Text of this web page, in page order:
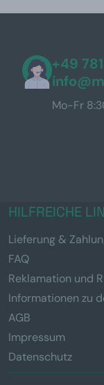
+49
Mo-Fr
HILFREICHE
Lieferung &
FAQ
Reklamation und
Informationen zu
AGB
Impressum
Datenschutz